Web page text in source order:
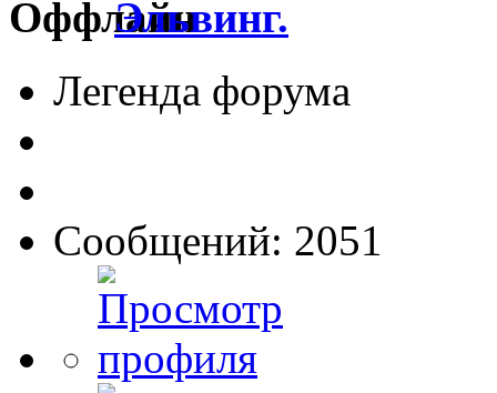
Эльвинг.
Легенда форума
Сообщений: 2051